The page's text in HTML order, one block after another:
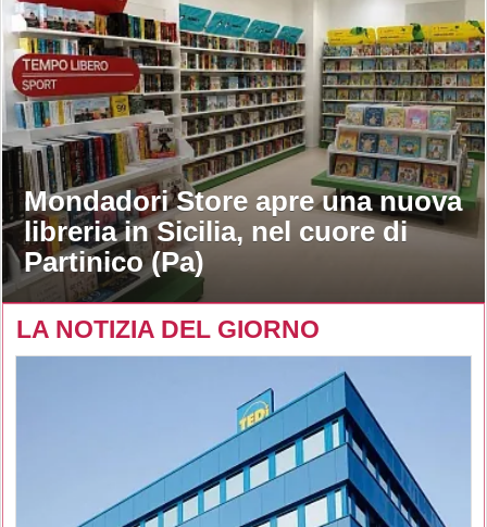
Mondadori Store apre una nuova
libreria in Sicilia, nel cuore di
Partinico (Pa)
LA NOTIZIA DEL GIORNO